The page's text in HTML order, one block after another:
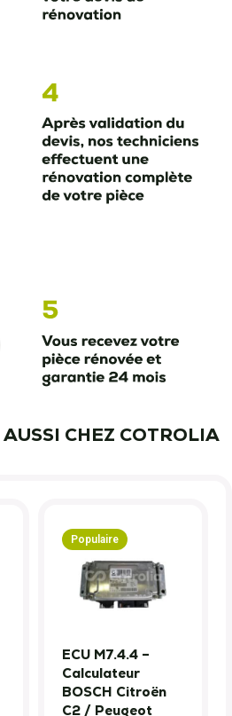
AUSSI CHEZ COTROLIA
Populaire
ECU M7.4.4 –
Calculateur
BOSCH Citroën
C2 / Peugeot